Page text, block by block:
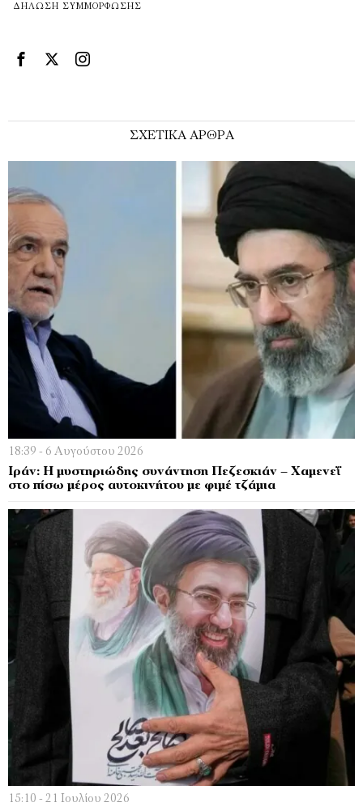
ΔΉΛΩΣΗ ΣΥΜΜΌΡΦΩΣΗΣ
ΣΧΕΤΙΚΑ ΑΡΘΡΑ
18:39 - 6 Αυγούστου 2026
Ιράν: Η μυστηριώδης συνάντηση Πεζεσκιάν – Χαμενεΐ
στο πίσω μέρος αυτοκινήτου με φιμέ τζάμια
15:10 - 21 Ιουλίου 2026